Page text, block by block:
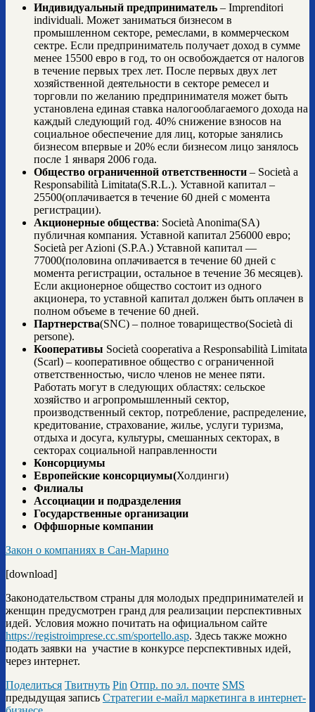
Индивидуальный предприниматель – Imprenditori
individuali. Может заниматься бизнесом в
промышленном секторе, ремеслами, в коммерческом
сектре. Если предприниматель получает доход в сумме
менее 15500 евро в год, то он освобождается от налогов
в течение первых трех лет. После первых двух лет
хозяйственной деятельности в секторе ремесел и
торговли по желанию предпринимателя может быть
установлена единая ставка налогооблагаемого дохода на
каждый следующий год. 40% снижение взносов на
социальное обеспечение для лиц, которые занялись
бизнесом впервые и 20% если бизнесом лицо занялось
после 1 января 2006 года.
Общество ограниченной ответственности – Società a
Responsabilità Limitata(S.R.L.). Уставной капитал –
25500(оплачивается в течение 60 дней с момента
регистрации).
Акционерные общества: Società Anonima(SA)
публичная компания. Уставной капитал 256000 евро;
Società per Azioni (S.P.A.) Уставной капитал —
77000(половина оплачивается в течение 60 дней с
момента регистрации, остальное в течение 36 месяцев).
Если акционерное общество состоит из одного
акционера, то уставной капитал должен быть оплачен в
полном объеме в течение 60 дней.
Партнерства(SNC) – полное товарищество(Società di
persone).
Кооперативы Società cooperativa a Responsabilità Limitata
(Scarl) – кооперативное общество с ограниченной
ответственностью, число членов не менее пяти.
Работать могут в следующих областях: сельское
хозяйство и агропромышленный сектор,
производственный сектор, потребление, распределение,
кредитование, страхование, жилье, услуги туризма,
отдыха и досуга, культуры, смешанных секторах, в
секторах социальной направленности
Консорциумы
Европейские консорциумы(Холдинги)
Филиалы
Ассоциации и подразделения
Государственные организации
Оффшорные компании
Закон о компаниях в Сан-Марино
[download]
Законодательством страны для молодых предпринимателей и
женщин предусмотрен гранд для реализации перспективных
идей. Условия можно почитать на официальном сайте
https://registroimprese.cc.sm/sportello.asp. Здесь также можно
подать заявки на участие в конкурсе перспективных идей,
через интернет.
Поделиться Твитнуть Pin Отпр. по эл. почте SMS
предыдущая запись Стратегии e-майл маркетинга в интернет-